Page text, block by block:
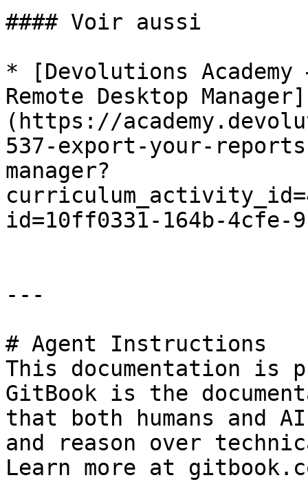
#### Voir aussi
* [Devolutions
Remote Desktop Manager]
(https://
537-export-your-
manager?
id=10ff0331-164b-4cfe-
---
# Agent Instructions
This documentation is
GitBook is the
that both humans and
and reason over
Learn more at